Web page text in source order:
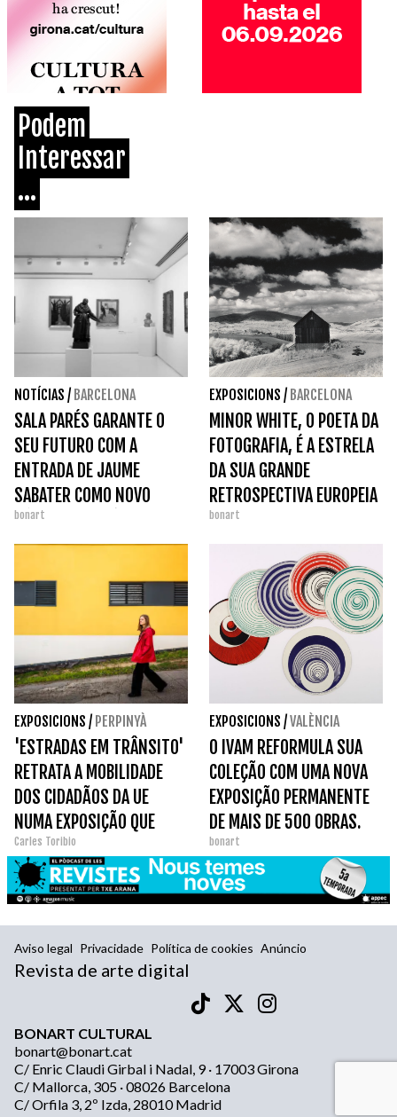
Podem
Interessar
...
NOTÍCIAS / BARCELONA
SALA PARÉS GARANTE O
SEU FUTURO COM A
ENTRADA DE JAUME
SABATER COMO NOVO
SÓCIO MAIORITÁRIO
bonart
EXPOSICIONS / BARCELONA
MINOR WHITE, O POETA DA
FOTOGRAFIA, É A ESTRELA
DA SUA GRANDE
RETROSPECTIVA EUROPEIA
NO KBR.
bonart
EXPOSICIONS / PERPINYÀ
'ESTRADAS EM TRÂNSITO'
RETRATA A MOBILIDADE
DOS CIDADÃOS DA UE
NUMA EXPOSIÇÃO QUE
EXPLORA A LIBERDADE DE
CIRCULAÇÃO E AS SUAS
CONTRADIÇÕES.
Carles Toribio
EXPOSICIONS /VALÈNCIA
O IVAM REFORMULA SUA
COLEÇÃO COM UMA NOVA
EXPOSIÇÃO PERMANENTE
DE MAIS DE 500 OBRAS.
bonart
Aviso legal Privacidade Política de cookies Anúncio
Revista de arte digital
BONART CULTURAL
bonart@bonart.cat
C/ Enric Claudi Girbal i Nadal, 9 · 17003 Girona
C/ Mallorca, 305 · 08026 Barcelona
C/ Orfila 3, 2º Izda, 28010 Madrid